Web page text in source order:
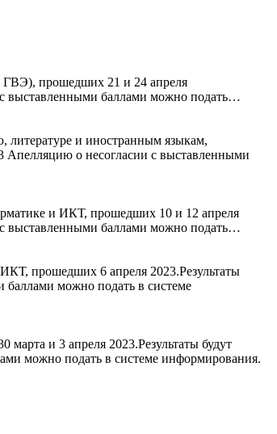
ГВЭ), прошедших 21 и 24 апреля
с выставленными баллами можно подать…
литературе и иностранным языкам,
Апелляцию о несогласии с выставленными
и ИКТ, прошедших 10 и 12 апреля
с выставленными баллами можно подать…
прошедших 6 апреля 2023.Результаты
баллами можно подать в системе
и 3 апреля 2023.Результаты будут
можно подать в системе информирования.